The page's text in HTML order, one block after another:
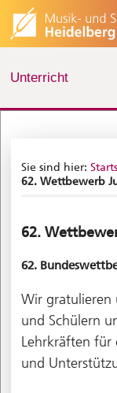
Unterricht
Sie sind hier:
62. Wettbewerb
62.
62.
Wir gratulieren
und Schülern
Lehrkräften für
und